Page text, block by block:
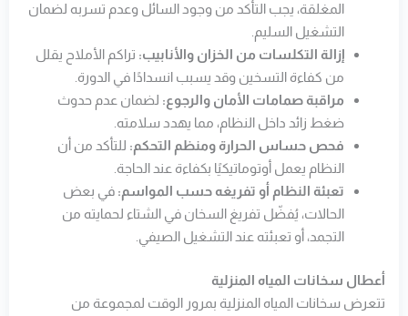
المغلقة، يجب التأكد من وجود السائل وعدم تسربه لضمان
التشغيل السليم.
إزالة التكلسات من الخزان والأنابيب: تراكم الأملاح يقلل
من كفاءة التسخين وقد يسبب انسدادًا في الدورة.
مراقبة صمامات الأمان والرجوع: لضمان عدم حدوث
ضغط زائد داخل النظام، مما يهدد سلامته.
فحص حساس الحرارة ومنظم التحكم: للتأكد من أن
النظام يعمل أوتوماتيكيًا بكفاءة عند الحاجة.
تعبئة النظام أو تفريغه حسب المواسم: في بعض
الحالات، يُفضّل تفريغ السخان في الشتاء لحمايته من
التجمد، أو تعبئته عند التشغيل الصيفي.
أعطال سخانات المياه المنزلية
تتعرض سخانات المياه المنزلية بمرور الوقت لمجموعة من